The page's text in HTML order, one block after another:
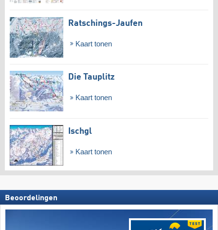
Ratschings-Jaufen
Kaart tonen
Die Tauplitz
Kaart tonen
Ischgl
Kaart tonen
Beoordelingen